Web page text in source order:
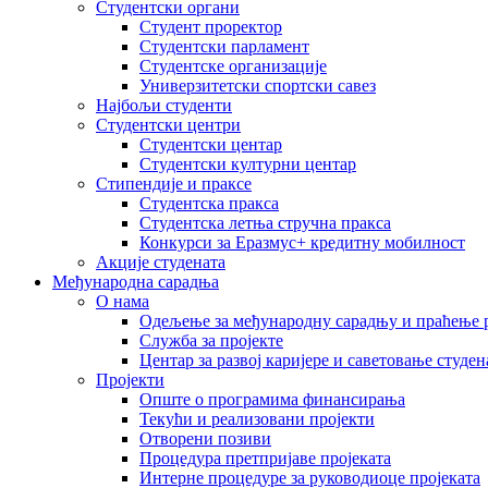
Студентски органи
Студент проректор
Студентски парламент
Студентске организације
Универзитетски спортски савез
Најбољи студенти
Студентски центри
Студентски центар
Студентски културни центар
Стипендије и праксе
Студентска пракса
Студентска летња стручна пракса
Конкурси за Еразмус+ кредитну мобилност
Акције студената
Међународна сарадња
О нама
Одељење за међународну сарадњу и праћење
Служба за пројекте
Центар за развој каријере и саветовање
Пројекти
Опште о програмима финансирања
Текући и реализовани пројекти
Отворени позиви
Процедура претпријаве пројеката
Интерне процедуре за руководиоце пројеката